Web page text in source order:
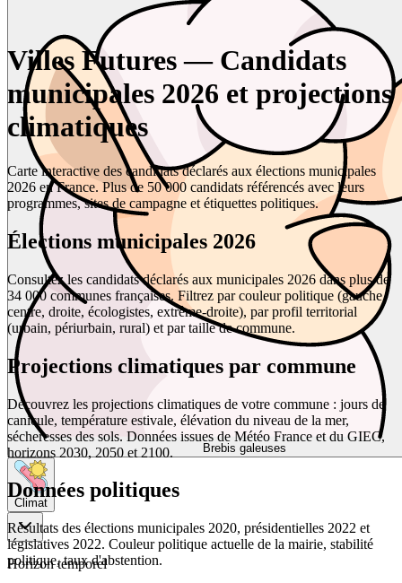
Brebis galeuses
Climat
Horizon temporel
Villes Futures — Candidats
municipales 2026 et projections
climatiques
Carte interactive des candidats déclarés aux élections municipales
2026 en France. Plus de 50 000 candidats référencés avec leurs
programmes, sites de campagne et étiquettes politiques.
Élections municipales 2026
Consultez les candidats déclarés aux municipales 2026 dans plus de
34 000 communes françaises. Filtrez par couleur politique (gauche,
centre, droite, écologistes, extrême-droite), par profil territorial
(urbain, périurbain, rural) et par taille de commune.
Projections climatiques par commune
Découvrez les projections climatiques de votre commune : jours de
canicule, température estivale, élévation du niveau de la mer,
sécheresses des sols. Données issues de Météo France et du GIEC,
horizons 2030, 2050 et 2100.
Données politiques
Résultats des élections municipales 2020, présidentielles 2022 et
législatives 2022. Couleur politique actuelle de la mairie, stabilité
politique, taux d'abstention.